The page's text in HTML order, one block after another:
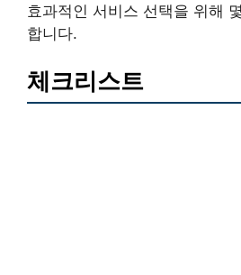
효과적인 서비스 선택을 위해
합니다.
체크리스트